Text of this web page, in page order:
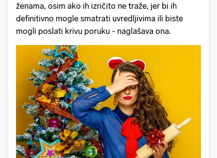
ženama, osim ako ih izričito ne traže, jer bi ih
definitivno mogle smatrati uvredljivima ili biste
mogli poslati krivu poruku - naglašava ona.